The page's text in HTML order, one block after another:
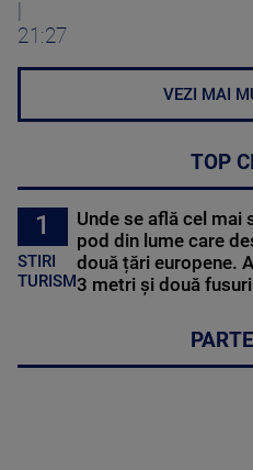
21:27
VEZI MAI
TOP
1
STIRI
TURISM
Unde se află cel mai
pod din lume care
două țări europene.
3 metri și două